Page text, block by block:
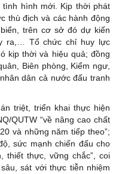
tình hình mới. Kịp thời phát
thù địch và các hành động
biển, trên cơ sở đó dự kiến
ra,… Tổ chức chỉ huy lực
kịp thời và hiệu quả; đồng
Biên phòng, Kiểm ngư,
dân cả nước đấu tranh
triệt, triển khai thực hiện
QUTW “về nâng cao chất
và những năm tiếp theo”;
sức mạnh chiến đấu cho
thiết thực, vững chắc”, coi
sát với thực tiễn nhiệm